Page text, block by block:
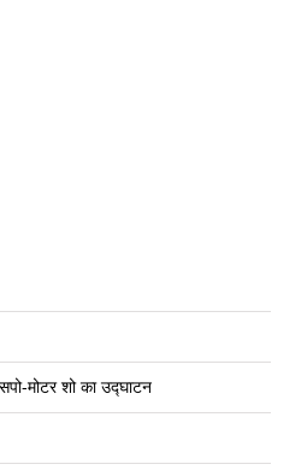
मोटर शो का उद्घाटन